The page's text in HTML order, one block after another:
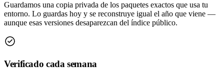
Guardamos una copia privada de los paquetes exactos que usa tu
entorno. Lo guardas hoy y se reconstruye igual el año que viene —
aunque esas versiones desaparezcan del índice público.
Verificado cada semana